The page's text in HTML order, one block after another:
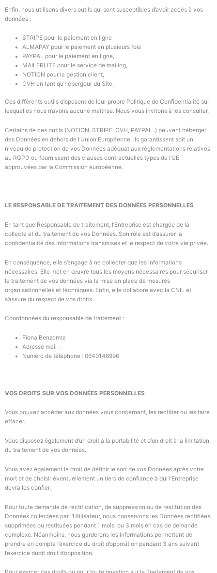
Enfin, nous utilisons divers outils qui sont susceptibles d’avoir accès à vos
données :
STRIPE pour le paiement en ligne
ALMAPAY pour le paiement en plusieurs fois
PAYPAL pour le paiement en ligne,
MAILERLITE pour le service de mailing,
NOTION pour la gestion client,
OVH en tant qu’hébergeur du Site,
Ces différents outils disposent de leur propre Politique de Confidentialité sur
lesquelles nous n’avons aucune maîtrise. Nous vous invitons à les consulter.
Certains de ces outils (NOTION, STRIPE, OVH, PAYPAL..) peuvent héberger
des Données en dehors de l’Union Européenne. Ils garantissent soit un
niveau de protection de vos Données adéquat aux réglementations relatives
au RGPD ou fournissent des clauses contractuelles types de l’UE
approuvées par la Commission européenne.
LE RESPONSABLE DE TRAITEMENT DES DONNÉES PERSONNELLES
En tant que Responsable de traitement, l’Entreprise est chargée de la
collecte et du traitement de vos Données. Son rôle est d’assurer la
confidentialité des informations transmises et le respect de votre vie privée.
En conséquence, elle s’engage à ne collecter que les informations
nécessaires. Elle met en œuvre tous les moyens nécessaires pour sécuriser
le traitement de vos données via la mise en place de mesures
organisationnelles et techniques. Enfin, elle collabore avec la CNIL et
s’assure du respect de vos droits.
Coordonnées du responsable de traitement :
Fiona Benzemra
Adresse mail :
Numéro de téléphone : 0640146996
VOS DROITS SUR VOS DONNÉES PERSONNELLES
Vous pouvez accéder aux données vous concernant, les rectifier ou les faire
effacer.
Vous disposez également d’un droit à la portabilité et d’un droit à la limitation
du traitement de vos données.
Vous avez également le droit de définir le sort de vos Données après votre
mort et de choisir éventuellement un tiers de confiance à qui l’Entreprise
devra les confier.
Pour toute demande de rectification, de suppression ou de restitution des
Données collectées par l’Utilisateur, nous conservons les Données rectifiées,
supprimées ou restituées pendant 1 mois, ou 3 mois en cas de demande
complexe. Néanmoins, nous garderons les informations permettant de
prendre en compte l’exercice du droit d’opposition pendant 3 ans suivant
l’exercice dudit droit d’opposition.